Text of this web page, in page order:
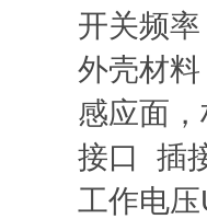
开关频
外壳材
感应面
接口 插
工作电